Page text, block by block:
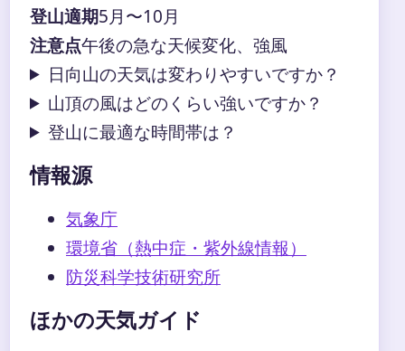
登山適期5月〜10月
注意点午後の急な天候変化、強風
日向山の天気は変わりやすいですか？
山頂の風はどのくらい強いですか？
登山に最適な時間帯は？
情報源
気象庁
環境省（熱中症・紫外線情報）
防災科学技術研究所
ほかの天気ガイド